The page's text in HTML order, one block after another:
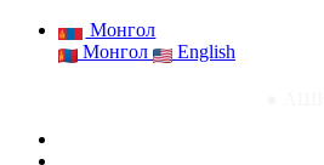
Монгол
Монгол
English